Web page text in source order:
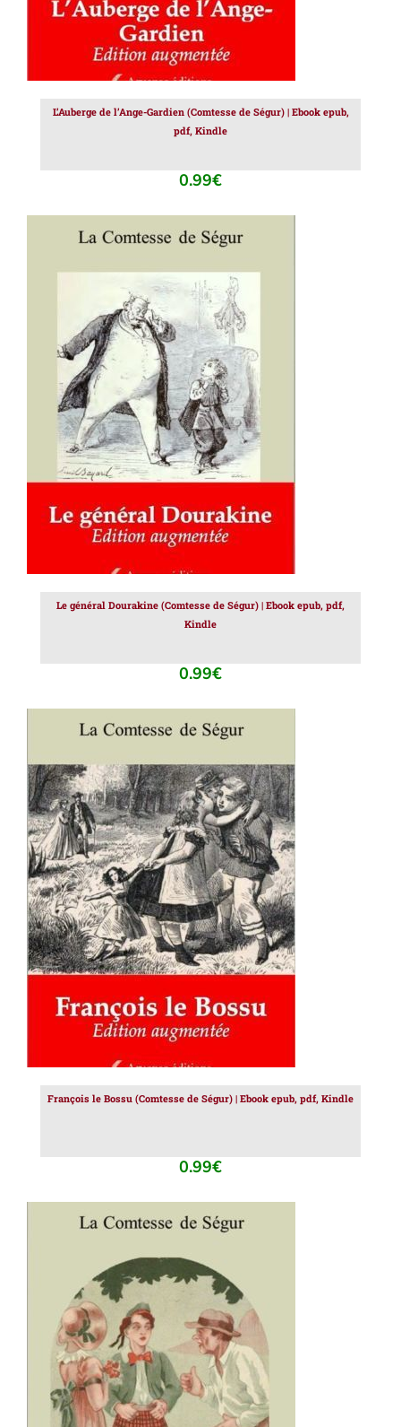
L’Auberge de l’Ange-Gardien (Comtesse de Ségur) | Ebook epub,
pdf, Kindle
0.99€
AJOUTER AU PANIER / DÉTAILS
Le général Dourakine (Comtesse de Ségur) | Ebook epub, pdf,
Kindle
0.99€
AJOUTER AU PANIER / DÉTAILS
François le Bossu (Comtesse de Ségur) | Ebook epub, pdf, Kindle
0.99€
AJOUTER AU PANIER / DÉTAILS